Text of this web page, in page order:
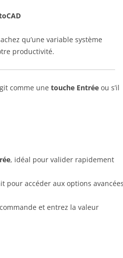
qu’une variable système
productivité.
comme une touche Entrée ou s’il
, idéal pour valider rapidement
pour accéder aux options
et entrez la valeur